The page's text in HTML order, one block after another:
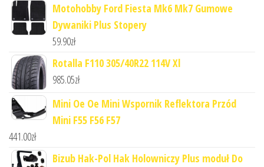
Motohobby Ford Fiesta Mk6 Mk7 Gumowe
Dywaniki Plus Stopery
59.90zł
Rotalla F110 305/40R22 114V Xl
985.05zł
Mini Oe Oe Mini Wspornik Reflektora Przód
Mini F55 F56 F57
441.00zł
Bizub Hak-Pol Hak Holowniczy Plus moduł Do